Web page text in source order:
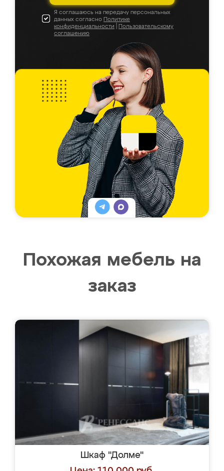
Я соглашаюсь на передачу персональных
данных согласно Политике
конфиденциальности
Пользовательскому
соглашению
Похожая мебель на
заказ
Шкаф "Долме"